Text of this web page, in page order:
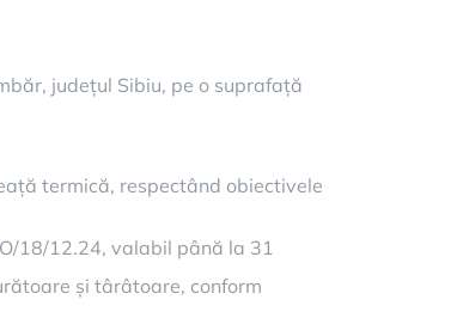
județul Sibiu, pe o suprafață
termică, respectând obiectivele
18/12.24, valabil până la 31
și târâtoare, conform